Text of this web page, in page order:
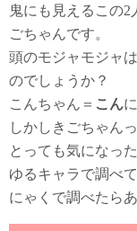
鬼にも見えるこの2
ごちゃんです。
頭のモジャモジャ
のでしょうか？
こんちゃん＝ こん
しかしきごちゃん
とっても気になっ
ゆるキャラで調べ
にゃくで調べたら